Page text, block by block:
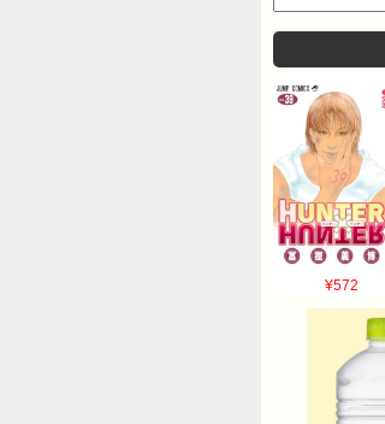
なく、農業
２割を占め
¥572